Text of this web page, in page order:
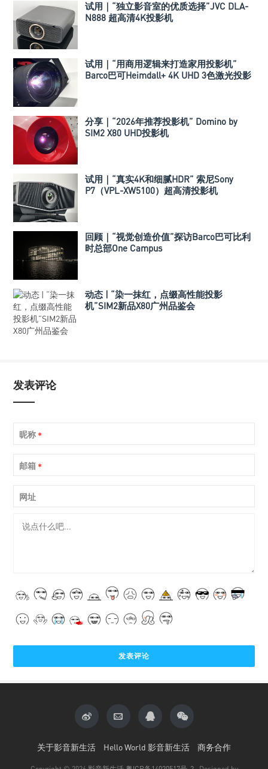
试用｜“独立影音室的优质选择”JVC DLA-
N888 超高清4K投影机
试用｜“用商用逻辑来打造家用投影机”
Barco巴可Heimdall+ 4K UHD 3色激光投影
分享｜“2026年推荐投影机” Domino by
SIM2 X80 UHD投影机
试用｜“真实4K和细腻HDR” 索尼Sony
P7（VPL-XW5100）超高清投影机
回顾｜“视觉创造价值”探访Barco巴可比利
时总部One Campus
动态 | “染一抹红，点缀高性能投影
机”SIM2新品X80广州品鉴会
发表评论
昵称 *
邮箱 *
网址
关于影音新生活 Hello World 影音新生活 商务合作